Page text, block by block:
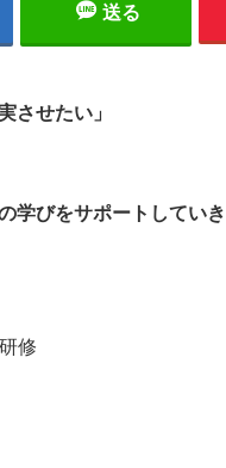
送る
させたい」
学びをサポートしていき
修